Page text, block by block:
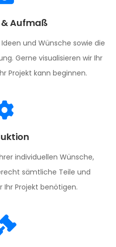
Aufmaß
und Wünsche sowie die
Gerne visualisieren wir Ihr
Projekt kann beginnen.
individuellen Wünsche,
sämtliche Teile und
Ihr Projekt benötigen.